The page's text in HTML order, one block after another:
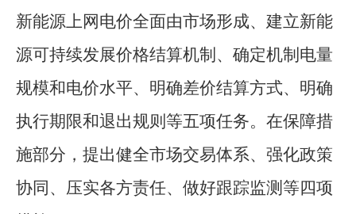
新能源上网电价全面由市场形成、 建立新能
源可持续发展价格结算机制 、 确定机制电量
规模和电价水平、 明确差价结算方式、明确
执行期限和退出规则 等五项任务。在保障措
施部分，提出健全市场交易体系、强化政策
协同 、压实各方责任、 做好跟踪监测 等四项